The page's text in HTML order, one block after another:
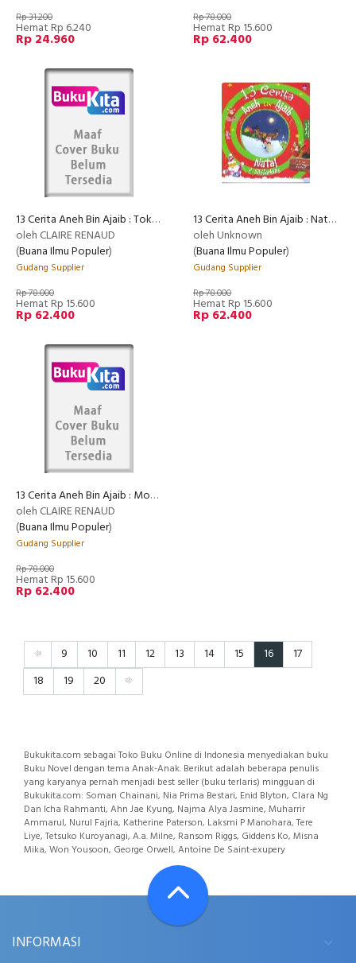
Rp 31.200
Hemat Rp 6.240
Rp 24.960
Rp 78.000
Hemat Rp 15.600
Rp 62.400
13 Cerita Aneh Bin Ajaib : Tokoh Dongeng Legendaris
oleh CLAIRE RENAUD
(Buana Ilmu Populer)
Gudang Supplier
Rp 78.000
Hemat Rp 15.600
Rp 62.400
13 Cerita Aneh Bin Ajaib : Natal Dan Sinterklas
oleh Unknown
(Buana Ilmu Populer)
Gudang Supplier
Rp 78.000
Hemat Rp 15.600
Rp 62.400
13 Cerita Aneh Bin Ajaib : Monster Dan Makhluk Jahat
oleh CLAIRE RENAUD
(Buana Ilmu Populer)
Gudang Supplier
Rp 78.000
Hemat Rp 15.600
Rp 62.400
9 10 11 12 13 14 15 16
17
18
19 20
Bukukita.com sebagai Toko Buku Online di Indonesia menyediakan buku
Buku Novel dengan tema Anak-Anak. Berikut adalah beberapa penulis
yang karyanya pernah menjadi best seller (buku terlaris) mingguan di
Bukukita.com: Soman Chainani, Nia Prima Bestari, Enid Blyton, Clara Ng
Dan Icha Rahmanti, Ahn Jae Kyung, Najma Alya Jasmine, Muharrir
Ammarul, Nurul Fajria, Katherine Paterson, Laksmi P Manohara, Tere
Liye, Tetsuko Kuroyanagi, A.a. Milne, Ransom Riggs, Giddens Ko, Misna
Mika, Won Yousoon, George Orwell, Antoine De Saint-exupery
INFORMASI